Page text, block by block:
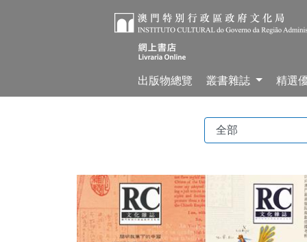
出版物總覽 叢書雜誌 精選